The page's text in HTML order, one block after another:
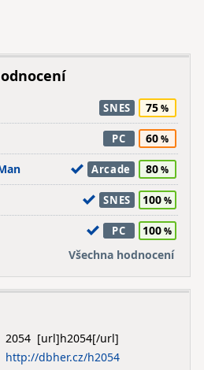
SNES 75
PC 60
Arcade 80
SNES 100
PC
100
Všechna hodnocení
2054
http://dbher.cz/h2054